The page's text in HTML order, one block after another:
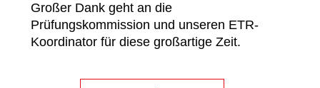
Großer Dank geht an die
Prüfungskommission und unseren ETR-
Koordinator für diese großartige Zeit.